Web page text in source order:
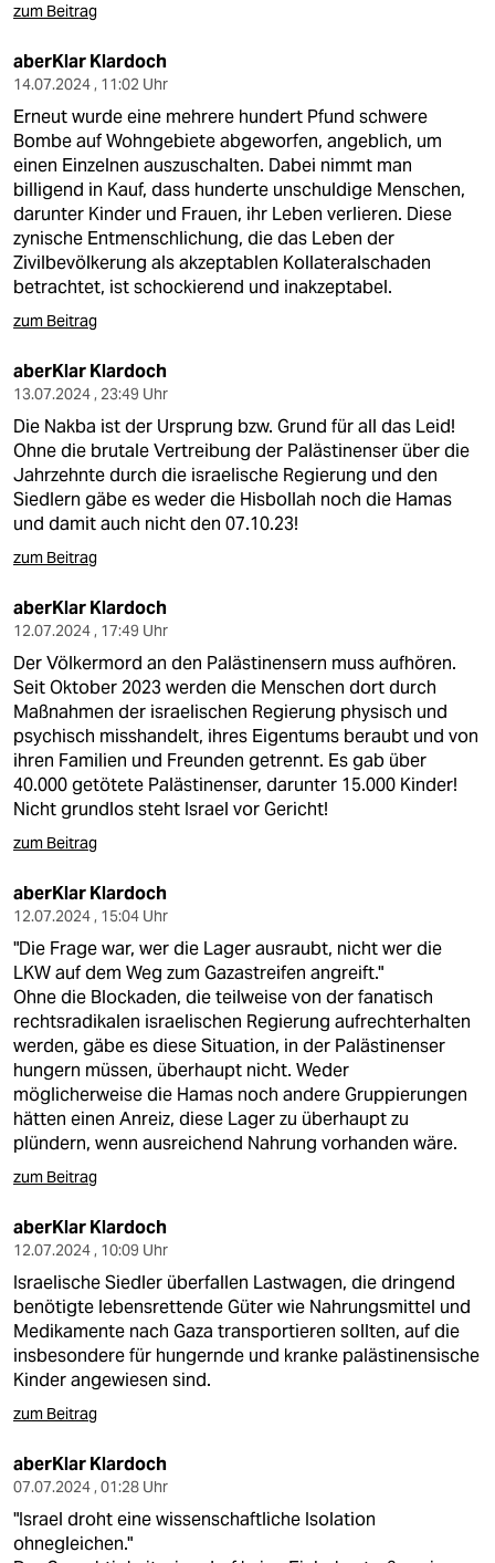
zum Beitrag
aberKlar Klardoch
14.07.2024 , 11:02 Uhr
Erneut wurde eine mehrere hundert Pfund schwere
Bombe auf Wohngebiete abgeworfen, angeblich, um
einen Einzelnen auszuschalten. Dabei nimmt man
billigend in Kauf, dass hunderte unschuldige Menschen,
darunter Kinder und Frauen, ihr Leben verlieren. Diese
zynische Entmenschlichung, die das Leben der
Zivilbevölkerung als akzeptablen Kollateralschaden
betrachtet, ist schockierend und inakzeptabel.
zum Beitrag
aberKlar Klardoch
13.07.2024 , 23:49 Uhr
Die Nakba ist der Ursprung bzw. Grund für all das Leid!
Ohne die brutale Vertreibung der Palästinenser über die
Jahrzehnte durch die israelische Regierung und den
Siedlern gäbe es weder die Hisbollah noch die Hamas
und damit auch nicht den 07.10.23!
zum Beitrag
aberKlar Klardoch
12.07.2024 , 17:49 Uhr
Der Völkermord an den Palästinensern muss aufhören.
Seit Oktober 2023 werden die Menschen dort durch
Maßnahmen der israelischen Regierung physisch und
psychisch misshandelt, ihres Eigentums beraubt und von
ihren Familien und Freunden getrennt. Es gab über
40.000 getötete Palästinenser, darunter 15.000 Kinder!
Nicht grundlos steht Israel vor Gericht!
zum Beitrag
aberKlar Klardoch
12.07.2024 , 15:04 Uhr
"Die Frage war, wer die Lager ausraubt, nicht wer die
LKW auf dem Weg zum Gazastreifen angreift."
Ohne die Blockaden, die teilweise von der fanatisch
rechtsradikalen israelischen Regierung aufrechterhalten
werden, gäbe es diese Situation, in der Palästinenser
hungern müssen, überhaupt nicht. Weder
möglicherweise die Hamas noch andere Gruppierungen
hätten einen Anreiz, diese Lager zu überhaupt zu
plündern, wenn ausreichend Nahrung vorhanden wäre.
zum Beitrag
aberKlar Klardoch
12.07.2024 , 10:09 Uhr
Israelische Siedler überfallen Lastwagen, die dringend
benötigte lebensrettende Güter wie Nahrungsmittel und
Medikamente nach Gaza transportieren sollten, auf die
insbesondere für hungernde und kranke palästinensische
Kinder angewiesen sind.
zum Beitrag
aberKlar Klardoch
07.07.2024 , 01:28 Uhr
"Israel droht eine wissenschaftliche Isolation
ohnegleichen."